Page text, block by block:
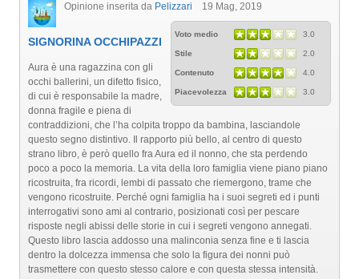
Opinione inserita da Pelizzari 19 Mag, 2019
Voto medio 3.0
Stile 2.0
Contenuto 4.0
Piacevolezza 3.0
SIGNORINA OCCHIPAZZI
Aura è una ragazzina con gli
occhi ballerini, un difetto fisico,
di cui è responsabile la madre,
donna fragile e piena di
contraddizioni, che l’ha colpita troppo da bambina, lasciandole
questo segno distintivo. Il rapporto più bello, al centro di questo
strano libro, è però quello fra Aura ed il nonno, che sta perdendo
poco a poco la memoria. La vita della loro famiglia viene piano piano
ricostruita, fra ricordi, lembi di passato che riemergono, trame che
vengono ricostruite. Perché ogni famiglia ha i suoi segreti ed i punti
interrogativi sono ami al contrario, posizionati così per pescare
risposte negli abissi delle storie in cui i segreti vengono annegati.
Questo libro lascia addosso una malinconia senza fine e ti lascia
dentro la dolcezza immensa che solo la figura dei nonni può
trasmettere con questo stesso calore e con questa stessa intensità.